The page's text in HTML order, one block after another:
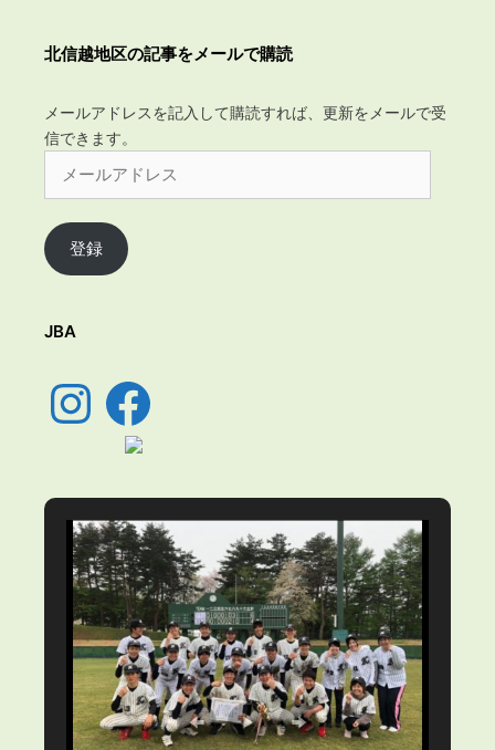
北信越地区の記事をメールで購読
メールアドレスを記入して購読すれば、更新をメールで受
信できます。
ア
ド
登録
JBA
InstagramFacebook